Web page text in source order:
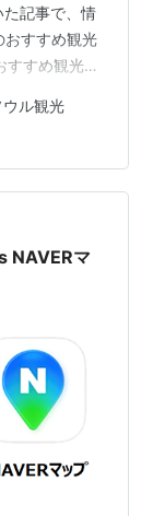
記事で、情
おすすめ観光
すめ観光ス
手に、左の方
い洋服が安
めて、 デリま
、 韓国なら
ウル観光
NAVERマ